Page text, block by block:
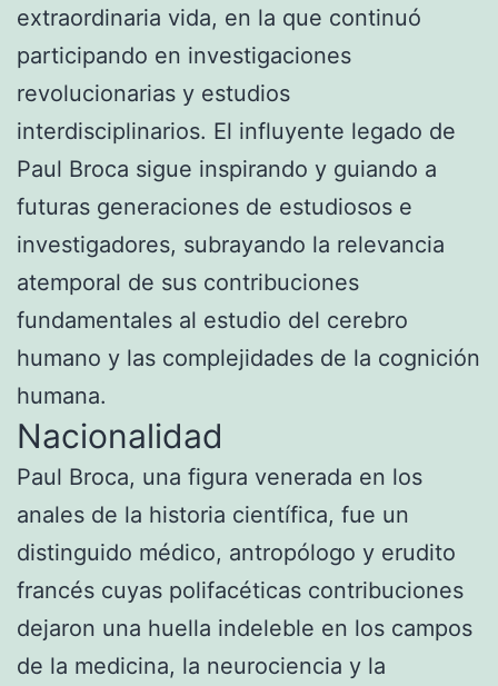
extraordinaria vida, en la que continuó
participando en investigaciones
revolucionarias y estudios
interdisciplinarios. El influyente legado de
Paul Broca sigue inspirando y guiando a
futuras generaciones de estudiosos e
investigadores, subrayando la relevancia
atemporal de sus contribuciones
fundamentales al estudio del cerebro
humano y las complejidades de la cognición
humana.
Nacionalidad
Paul Broca, una figura venerada en los
anales de la historia científica, fue un
distinguido médico, antropólogo y erudito
francés cuyas polifacéticas contribuciones
dejaron una huella indeleble en los campos
de la medicina, la neurociencia y la